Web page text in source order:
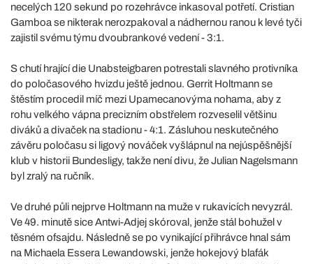
necelých 120 sekund po rozehrávce inkasoval potřetí. Cristian
Gamboa se nikterak nerozpakoval a nádhernou ranou k levé tyči
zajistil svému týmu dvoubrankové vedení - 3:1.
S chutí hrající die Unabsteigbaren potrestali slavného protivníka
do poločasového hvizdu ještě jednou. Gerrit Holtmann se
štěstím procedil míč mezi Upamecanovýma nohama, aby z
rohu velkého vápna precizním obstřelem rozveselil většinu
diváků a divaček na stadionu - 4:1. Zásluhou neskutečného
závěru poločasu si ligový nováček vyšlápnul na nejúspěšnější
klub v historii Bundesligy, takže není divu, že Julian Nagelsmann
byl zralý na ručník.
Ve druhé půli nejprve Holtmann na muže v rukavicích nevyzrál.
Ve 49. minutě sice Antwi-Adjej skóroval, jenže stál bohužel v
těsném ofsajdu. Následně se po vynikající přihrávce hnal sám
na Michaela Essera Lewandowski, jenže hokejový blafák